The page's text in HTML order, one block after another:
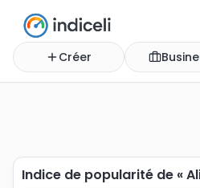
Créer
Indice de popularité de « Alizé
Êtes-vous fan de « Alizé
Indice de popularité de «